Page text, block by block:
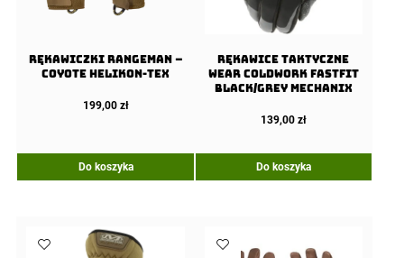
Rękawiczki Rangeman –
Coyote Helikon-Tex
199,00 zł
Do koszyka
Rękawice taktyczne
Wear ColdWork FastFit
Black/Grey Mechanix
139,00 zł
Do koszyka